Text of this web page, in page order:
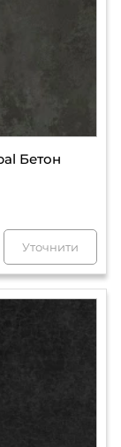
Бетон
Уточнити